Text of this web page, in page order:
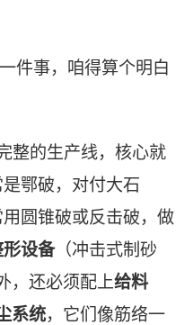
件事，咱得算个明白
整的生产线，核心就
鄂破，对付大石
圆锥破或反击破，做
设备（冲击式制砂
，还必须配上给料
系统，它们像筋络一